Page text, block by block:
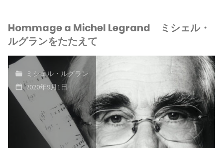
捧
げ
る
メ
ロ
Hommage a Michel Legrand ミシェル・
ルグランをたたえて
ミシェル・ルグラン
2020年9月1日